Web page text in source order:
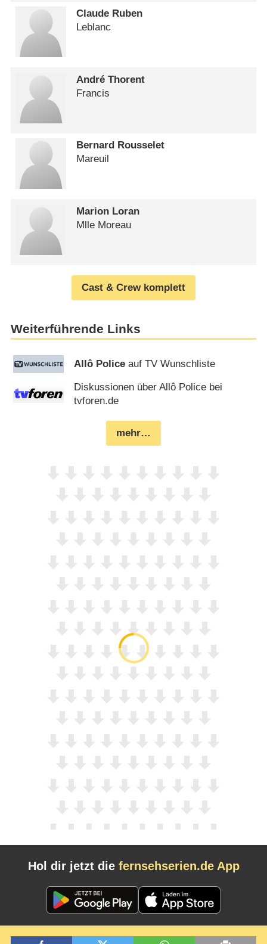
Claude Ruben
Leblanc
André Thorent
Francis
Bernard Rousselet
Mareuil
Marion Loran
Mlle Moreau
Cast & Crew komplett
Weiterführende Links
Allô Police auf TV Wunschliste
Diskussionen über Allô Police bei
tvforen.de
mehr…
Hol dir jetzt die fernsehserien.de App